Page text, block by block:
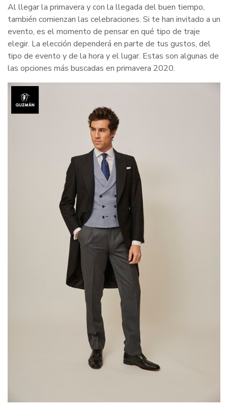
Al llegar la primavera y con la llegada del buen tiempo,
también comienzan las celebraciones. Si te han invitado a un
evento, es el momento de pensar en qué tipo de traje
elegir. La elección dependerá en parte de tus gustos, del
tipo de evento y de la hora y el lugar. Estas son algunas de
las opciones más buscadas en primavera 2020.